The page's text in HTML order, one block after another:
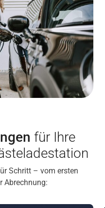
für Ihre
Schritt – vom ersten
Abrechnung: